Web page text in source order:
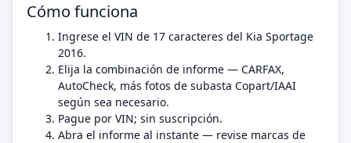
Cómo funciona
Ingrese el VIN de 17 caracteres del Kia Sportage
2016.
Elija la combinación de informe — CARFAX,
AutoCheck, más fotos de subasta Copart/IAAI
según sea necesario.
Pague por VIN; sin suscripción.
Abra el informe al instante — revise marcas de